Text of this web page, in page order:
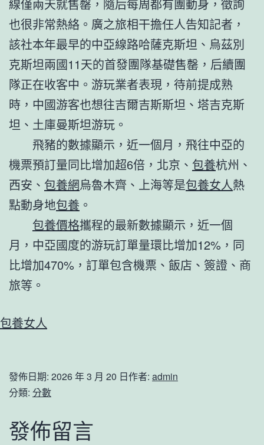
線僅兩天就售罄，隨后每周都有團動身，徵詢
也很非常熱絡。廣之旅相干擔任人告知記者，
該社本年最早的中亞線路哈薩克斯坦、烏茲別
克斯坦兩國11天的首發團隊基礎售罄，后續團
隊正在收客中。游玩業者表現，待前提成熟
時，中國游客也想往吉爾吉斯斯坦、塔吉克斯
坦、土庫曼斯坦游玩。
飛豬的數據顯示，近一個月，飛往中亞的
機票預訂量同比增加超6倍，北京、 包養杭州、
西安、 包養網烏魯木齊、上海等是包養女人熱
點動身地包養 。
包養價格攜程的最新數據顯示，近一個
月，中亞國度的游玩訂單量環比增加12%，同
比增加470%，訂單包含機票、飯店、簽證、商
旅等。
包養女人
發佈日期: 2026 年 3 月 20 日作者: admin
分類: 分數
發佈留言